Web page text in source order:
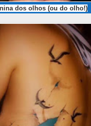
dos olhos (ou do olho!)